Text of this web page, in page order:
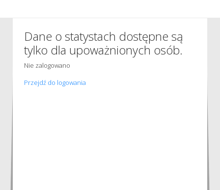
Dane o statystach dostępne są
tylko dla upoważnionych osób.
Nie zalogowano
Przejdź do logowania